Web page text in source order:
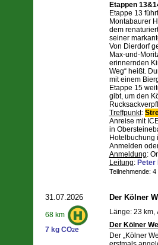
Etappen
Etappe 13
Montabaurer
dem
seiner
Von Dierdorf
Max-und-
erinnernden
Weg“ heißt.
mit einem
Etappe 15
gibt, um den
Treffpunkt:
Anreise mit
in
Hotelbuchung
Anmelden
Anmeldung:
Leitung: Peter
Teilnehmende:
31.07.2026
68 km
7 kg CO2e
Der Kölner
Länge: 23 km,
Der Kölner
Der „Kölner